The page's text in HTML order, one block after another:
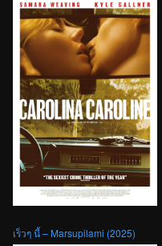
เร็วๆ นี้ – Marsupilami (2025)